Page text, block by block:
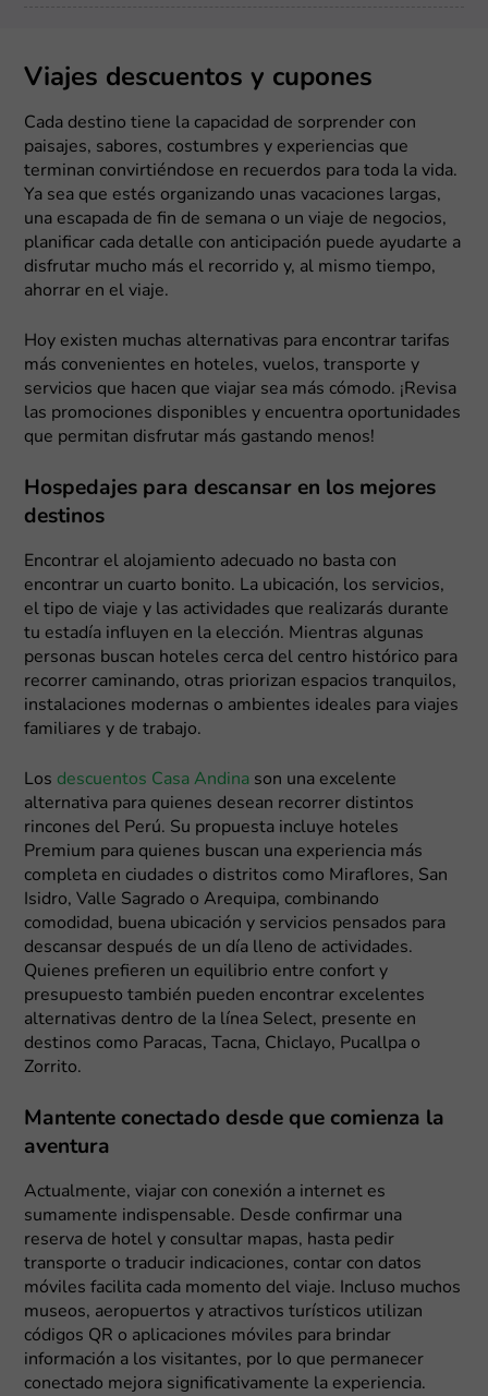
Viajes descuentos y cupones
Cada destino tiene la capacidad de sorprender con
paisajes, sabores, costumbres y experiencias que
terminan convirtiéndose en recuerdos para toda la vida.
Ya sea que estés organizando unas vacaciones largas,
una escapada de fin de semana o un viaje de negocios,
planificar cada detalle con anticipación puede ayudarte a
disfrutar mucho más el recorrido y, al mismo tiempo,
ahorrar en el viaje.
Hoy existen muchas alternativas para encontrar tarifas
más convenientes en hoteles, vuelos, transporte y
servicios que hacen que viajar sea más cómodo. ¡Revisa
las promociones disponibles y encuentra oportunidades
que permitan disfrutar más gastando menos!
Hospedajes para descansar en los mejores
destinos
Encontrar el alojamiento adecuado no basta con
encontrar un cuarto bonito. La ubicación, los servicios,
el tipo de viaje y las actividades que realizarás durante
tu estadía influyen en la elección. Mientras algunas
personas buscan hoteles cerca del centro histórico para
recorrer caminando, otras priorizan espacios tranquilos,
instalaciones modernas o ambientes ideales para viajes
familiares y de trabajo.
Los descuentos Casa Andina son una excelente
alternativa para quienes desean recorrer distintos
rincones del Perú. Su propuesta incluye hoteles
Premium para quienes buscan una experiencia más
completa en ciudades o distritos como Miraflores, San
Isidro, Valle Sagrado o Arequipa, combinando
comodidad, buena ubicación y servicios pensados para
descansar después de un día lleno de actividades.
Quienes prefieren un equilibrio entre confort y
presupuesto también pueden encontrar excelentes
alternativas dentro de la línea Select, presente en
destinos como Paracas, Tacna, Chiclayo, Pucallpa o
Zorrito.
Mantente conectado desde que comienza la
aventura
Actualmente, viajar con conexión a internet es
sumamente indispensable. Desde confirmar una
reserva de hotel y consultar mapas, hasta pedir
transporte o traducir indicaciones, contar con datos
móviles facilita cada momento del viaje. Incluso muchos
museos, aeropuertos y atractivos turísticos utilizan
códigos QR o aplicaciones móviles para brindar
información a los visitantes, por lo que permanecer
conectado mejora significativamente la experiencia.